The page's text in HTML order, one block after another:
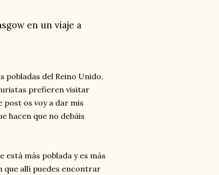
en un viaje a
pobladas del Reino Unido.
prefieren visitar
post os voy a dar mis
hacen que no debáis
está más poblada y es más
que allí puedes encontrar